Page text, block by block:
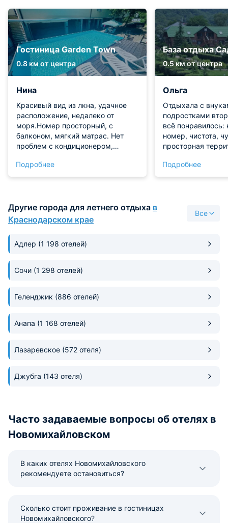
Гостиница Garden Town
0.8 км от центра
Нина
Красивый вид из лкна, удачное
расположение, недалеко от
моря.Номер просторный, с
балконом, мягкий матрас. Нет
проблем с кондиционером,
можно посмотреть много
каналов, хорошо работает
Подробнее
База отдыха
0.5 км от центра
Ольга
Отдыхала с
подростками
всё
номер, чистота,
просторная
трансфера,
спортивных зон,
Подробнее
Другие города для летнего отдыха в
Краснодарском крае
Все
Адлер (1 198 отелей)
Сочи (1 298 отелей)
Геленджик (886 отелей)
Анапа (1 168 отелей)
Лазаревское (572 отеля)
Джубга (143 отеля)
Часто задаваемые вопросы об отелях в
Новомихайловском
В каких отелях Новомихайловского
рекомендуете остановиться?
Сколько стоит проживание в гостиницах
Новомихайловского?